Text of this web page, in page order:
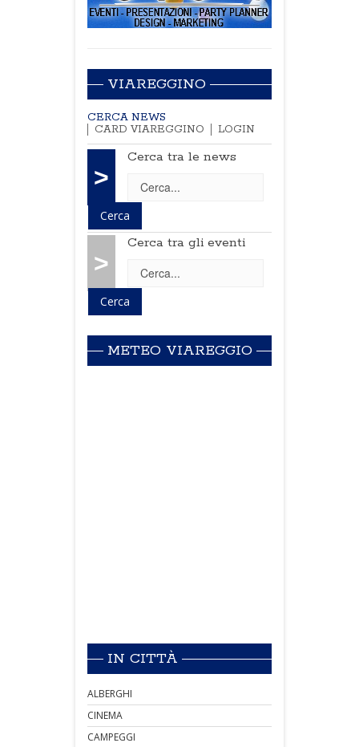
VIAREGGINO
CERCA NEWS
CARD VIAREGGINO
LOGIN
>
Cerca tra le news
>
Cerca tra gli eventi
METEO VIAREGGIO
IN CITTÀ
ALBERGHI
CINEMA
CAMPEGGI